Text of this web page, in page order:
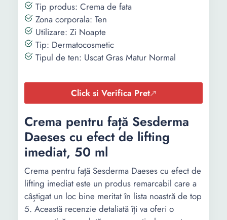
Tip produs: Crema de fata
Zona corporala: Ten
Utilizare: Zi Noapte
Tip: Dermatocosmetic
Tipul de ten: Uscat Gras Matur Normal
Click si Verifica Pret
Crema pentru față Sesderma
Daeses cu efect de lifting
imediat, 50 ml
Crema pentru față Sesderma Daeses cu efect de
lifting imediat este un produs remarcabil care a
câștigat un loc bine meritat în lista noastră de top
5. Această recenzie detaliată îți va oferi o